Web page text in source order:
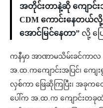
အတိုင်းတာနဲ့ဆို ကျောင်း
CDM ကောင်းနေတယ်
အောင်မြင်နေတာ” လို့ ပြ
ကနီမှာ အာဏာမသိမ်းခင်ကာလ
အ.ထ.ကကျောင်းအပြင်၊ ကျေ
လှစ်ကာ ဖြေဆိုကြပြီး၊ အခုက
ပေါ်က အ.ထ.က ကျောင်းတခုထဲ